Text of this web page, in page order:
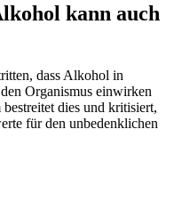
kann auch
dass Alkohol in
Organismus einwirken
dies und kritisiert,
für den unbedenklichen